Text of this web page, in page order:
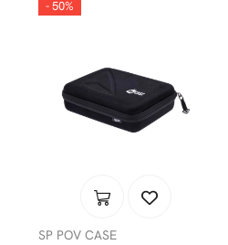
- 50%
SP POV CASE